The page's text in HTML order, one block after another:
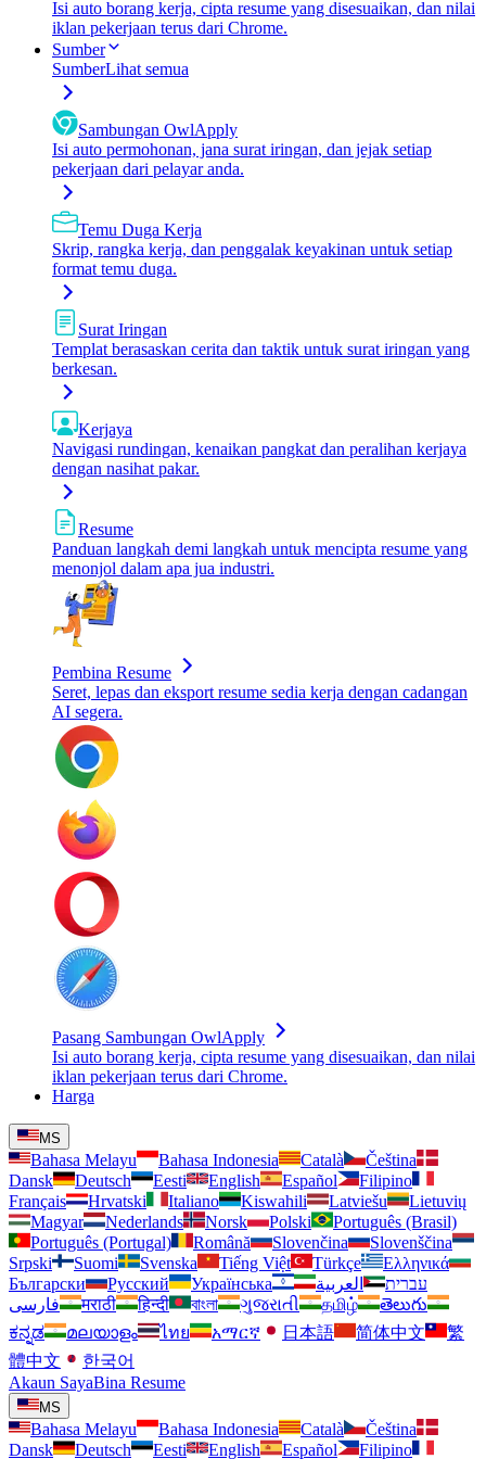
Isi auto borang kerja, cipta resume yang disesuaikan, dan nilai
iklan pekerjaan terus dari Chrome.
Sumber
SumberLihat semua
Sambungan OwlApply
Isi auto permohonan, jana surat iringan, dan jejak setiap
pekerjaan dari pelayar anda.
Temu Duga Kerja
Skrip, rangka kerja, dan penggalak keyakinan untuk setiap
format temu duga.
Surat Iringan
Templat berasaskan cerita dan taktik untuk surat iringan yang
berkesan.
Kerjaya
Navigasi rundingan, kenaikan pangkat dan peralihan kerjaya
dengan nasihat pakar.
Resume
Panduan langkah demi langkah untuk mencipta resume yang
menonjol dalam apa jua industri.
Pembina Resume
Seret, lepas dan eksport resume sedia kerja dengan cadangan
AI segera.
Pasang Sambungan OwlApply
Isi auto borang kerja, cipta resume yang disesuaikan, dan nilai
iklan pekerjaan terus dari Chrome.
Harga
MS
Bahasa Melayu Bahasa Indonesia Català
Čeština
Dansk
Deutsch Eesti English Español
Filipino
Français
Hrvatski Italiano Kiswahili Latviešu
Lietuvių
Magyar
Nederlands Norsk Polski
Português (Brasil)
Português (Portugal)
Română Slovenčina
Slovenščina
Srpski
Suomi Svenska Tiếng Việt Türkçe
Ελληνικά
Български
Русский Українська עברית
العربية
فارسی
मराठी हिन्दी বাংলা ગુજરાતી தமிழ்
తెలుగు
ಕನ್ನಡ
മലയാളം ไทย አማርኛ 日本語 简体中文
繁
體中文
한국어
Akaun SayaBina Resume
MS
Bahasa Melayu Bahasa Indonesia Català
Čeština
Dansk
Deutsch Eesti English Español Filipino